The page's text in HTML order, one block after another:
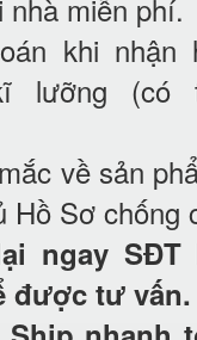
nhà miễn phí.
khi nhận
lưỡng (có
về sản
Hồ Sơ chống
ngay SĐT
được tư vấn.